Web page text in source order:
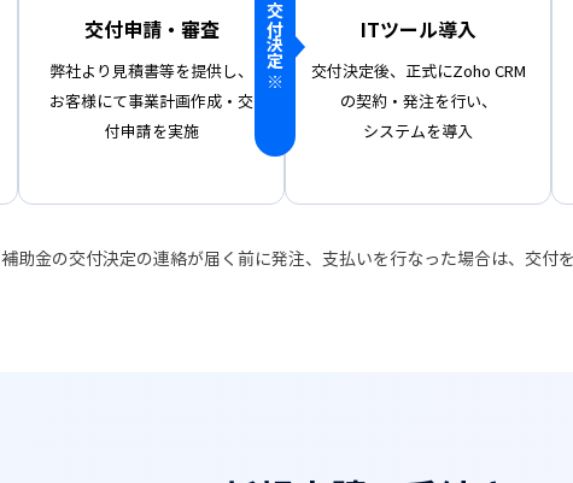
交付申請・審査
弊社より見積書等を提供し、
お客様にて事業計画作成・交
付申請を実施
ITツール導入
交付決定後、正式にZoho CRM
の契約・発注を行い、
システムを導入
交付決定
※
補助金の交付決定の連絡が届く前に発注、支払いを行なった場合は、交付